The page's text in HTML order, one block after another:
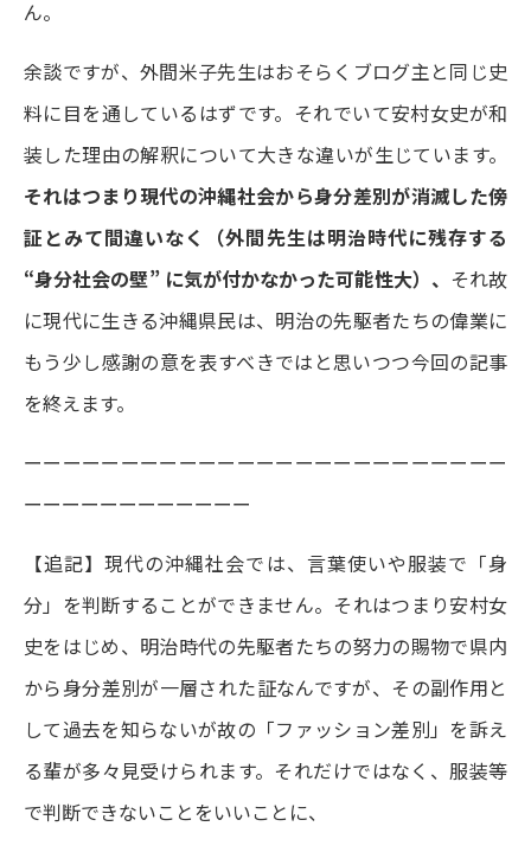
ん。
余談ですが、外間米子先生はおそらくブログ主と同じ史
料に目を通しているはずです。それでいて安村女史が和
装した理由の解釈について大きな違いが生じています。
それはつまり現代の沖縄社会から身分差別が消滅した傍
証とみて間違いなく（外間先生は明治時代に残存する
“身分社会の壁” に気が付かなかった可能性大）、 それ故
に現代に生きる沖縄県民は、明治の先駆者たちの偉業に
もう少し感謝の意を表すべきではと思いつつ今回の記事
を終えます。
ーーーーーーーーーーーーーーーーーーーーーーーーー
ーーーーーーーーーーーー
【追記】現代の沖縄社会では、言葉使いや服装で「身
分」を判断することができません。それはつまり安村女
史をはじめ、明治時代の先駆者たちの努力の賜物で県内
から身分差別が一層された証なんですが、その副作用と
して過去を知らないが故の「ファッション差別」を訴え
る輩が多々見受けられます。それだけではなく、服装等
で判断できないことをいいことに、